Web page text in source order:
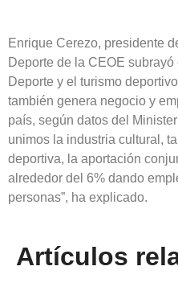
Enrique Cerezo, presidente
Deporte de la CEOE
Deporte y el turismo
también genera negocio y
país, según datos del
unimos la industria cultural,
deportiva, la aportación
alrededor del 6% dando
personas”, ha explicado.
Artículos